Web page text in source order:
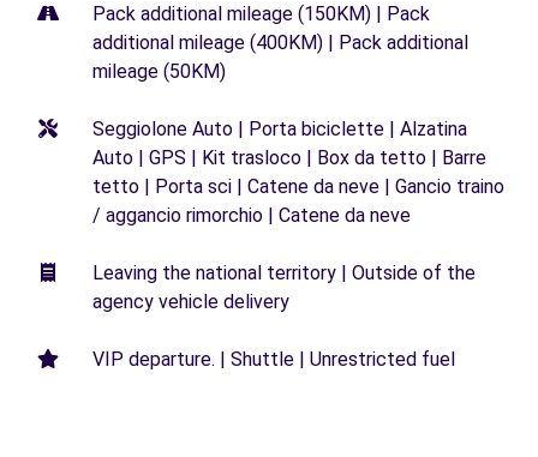
Pack additional mileage (150KM) | Pack
additional mileage (400KM) | Pack additional
mileage (50KM)
Seggiolone Auto | Porta biciclette | Alzatina
Auto | GPS | Kit trasloco | Box da tetto | Barre
tetto | Porta sci | Catene da neve | Gancio traino
/ aggancio rimorchio | Catene da neve
Leaving the national territory | Outside of the
agency vehicle delivery
VIP departure. | Shuttle | Unrestricted fuel